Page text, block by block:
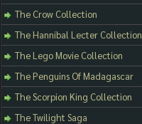
The Crow Collection
The Hannibal Lecter Collection
The Lego Movie Collection
The Penguins Of Madagascar
The Scorpion King Collection
The Twilight Saga